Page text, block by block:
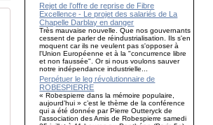
Rejet de l’offre de reprise de Fibre
Excellence - Le projet des salariés de La
Chapelle Darblay en danger
Très mauvaise nouvelle. Que nos gouvernants
cessent de parler de réindustrialisation. Ils s'en
moquent car ils ne veulent pas s'opposer à
l'Union Européenne et à la "concurrence libre
et non faussée". Or si nous voulons sauver
notre indépendance industrielle...
Perpétuer le leg révolutionnaire de
ROBESPIERRE
« Robespierre dans la mémoire populaire,
aujourd’hui » c’est le thème de la conférence
qui a été donnée par Pierre Outteryck de
l’association des Amis de Robespierre samedi